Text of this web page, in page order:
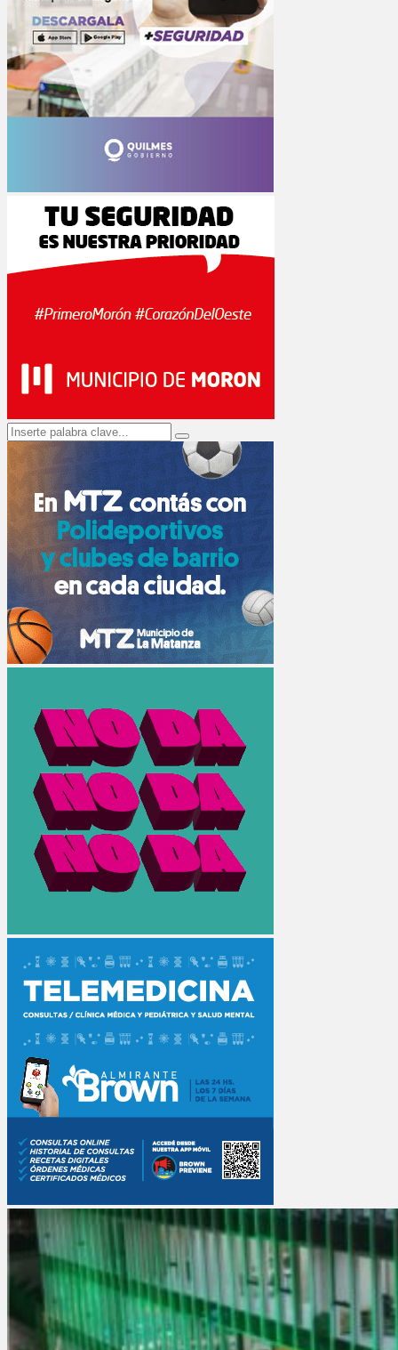
Search
for:
Search